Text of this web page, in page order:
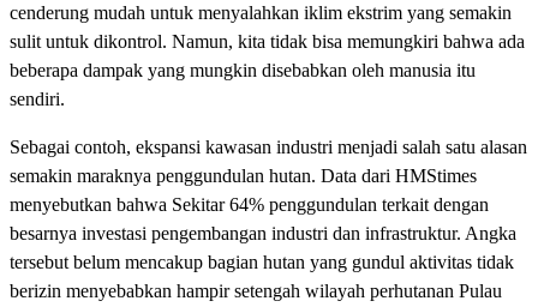
cenderung mudah untuk menyalahkan iklim ekstrim yang semakin
sulit untuk dikontrol. Namun, kita tidak bisa memungkiri bahwa ada
beberapa dampak yang mungkin disebabkan oleh manusia itu
sendiri.
Sebagai contoh, ekspansi kawasan industri menjadi salah satu alasan
semakin maraknya penggundulan hutan. Data dari HMStimes
menyebutkan bahwa Sekitar 64% penggundulan terkait dengan
besarnya investasi pengembangan industri dan infrastruktur. Angka
tersebut belum mencakup bagian hutan yang gundul aktivitas tidak
berizin menyebabkan hampir setengah wilayah perhutanan Pulau